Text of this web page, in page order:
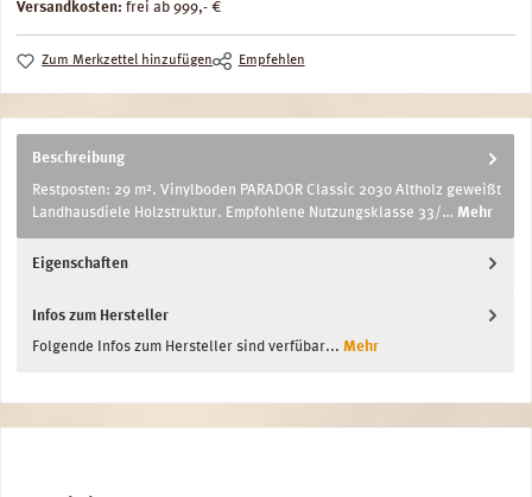
Versandkosten: frei ab 999,- €
Zum Merkzettel hinzufügen Empfehlen
Beschreibung
Restposten: 29 m². Vinylboden PARADOR Classic 2030 Altholz geweißt
Landhausdiele Holzstruktur. Empfohlene Nutzungsklasse 33/… Mehr
Eigenschaften
Infos zum Hersteller
Folgende Infos zum Hersteller sind verfübar... Mehr